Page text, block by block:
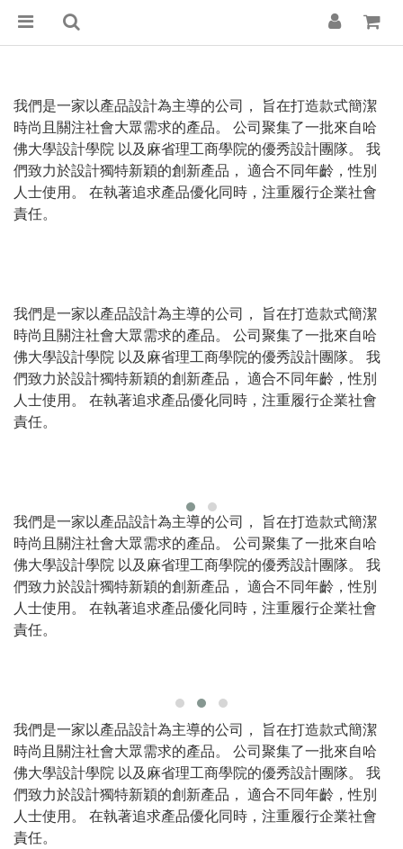
我們是一家以產品設計為主導的公司， 旨在打造款式簡潔
時尚且關注社會大眾需求的產品。 公司聚集了一批來自哈
佛大學設計學院 以及麻省理工商學院的優秀設計團隊。 我
們致力於設計獨特新穎的創新產品， 適合不同年齡，性別
人士使用。 在執著追求產品優化同時，注重履行企業社會
責任。
我們是一家以產品設計為主導的公司， 旨在打造款式簡潔
時尚且關注社會大眾需求的產品。 公司聚集了一批來自哈
佛大學設計學院 以及麻省理工商學院的優秀設計團隊。 我
們致力於設計獨特新穎的創新產品， 適合不同年齡，性別
人士使用。 在執著追求產品優化同時，注重履行企業社會
責任。
我們是一家以產品設計為主導的公司， 旨在打造款式簡潔
時尚且關注社會大眾需求的產品。 公司聚集了一批來自哈
佛大學設計學院 以及麻省理工商學院的優秀設計團隊。 我
們致力於設計獨特新穎的創新產品， 適合不同年齡，性別
人士使用。 在執著追求產品優化同時，注重履行企業社會
責任。
我們是一家以產品設計為主導的公司， 旨在打造款式簡潔
時尚且關注社會大眾需求的產品。 公司聚集了一批來自哈
佛大學設計學院 以及麻省理工商學院的優秀設計團隊。 我
們致力於設計獨特新穎的創新產品， 適合不同年齡，性別
人士使用。 在執著追求產品優化同時，注重履行企業社會
責任。